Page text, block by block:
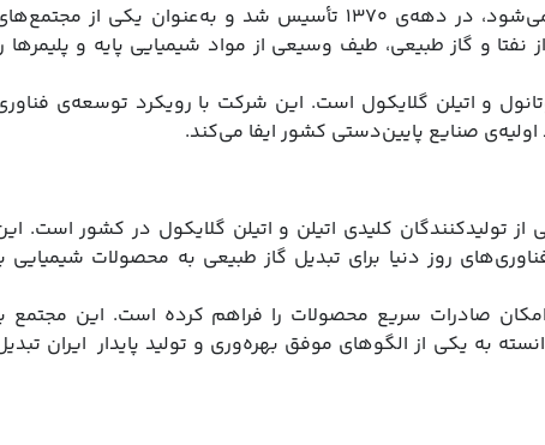
پتروشیمی شازند که با نام پتروشیمی اراک نیز شناخته می‌شود، در دهه‌ی ۱۳۷۰ تأسیس شد و به‌عنوان یکی از
و گاز طبیعی، طیف وسیعی از مواد شیمیایی پایه و پلیمرها
و اتیلن گلایکول است. این شرکت با رویکرد توسعه‌ی
صنایع پایین‌دستی کشور ایفا می‌کند.
تولیدکنندگان کلیدی اتیلن و اتیلن گلایکول در کشور است.
رسید و از فناوری‌های روز دنیا برای تبدیل گاز طبیعی به محصولات شیمیایی
صادرات سریع محصولات را فراهم کرده است. این مجتمع
به یکی از الگوهای موفق بهره‌وری و تولید پایدار ایران